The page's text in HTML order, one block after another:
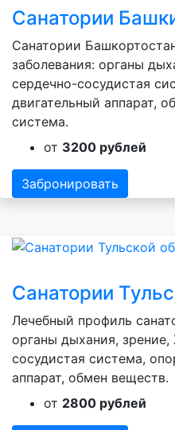
Санатории
Санатории
заболевания: органы
сердечно-сосудистая
двигательный аппарат,
система.
от 3200 рублей
Забронировать
Санатории
Лечебный профиль
органы дыхания,
сосудистая система,
аппарат, обмен веществ.
от 2800 рублей